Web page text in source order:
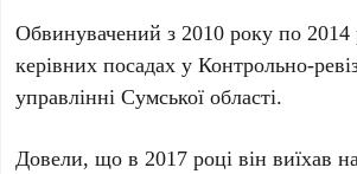
Обвинувачений з 2010 року по 2014
керівних посадах у Контрольно-
управлінні Сумської області.
Довели, що в 2017 році він виїхав